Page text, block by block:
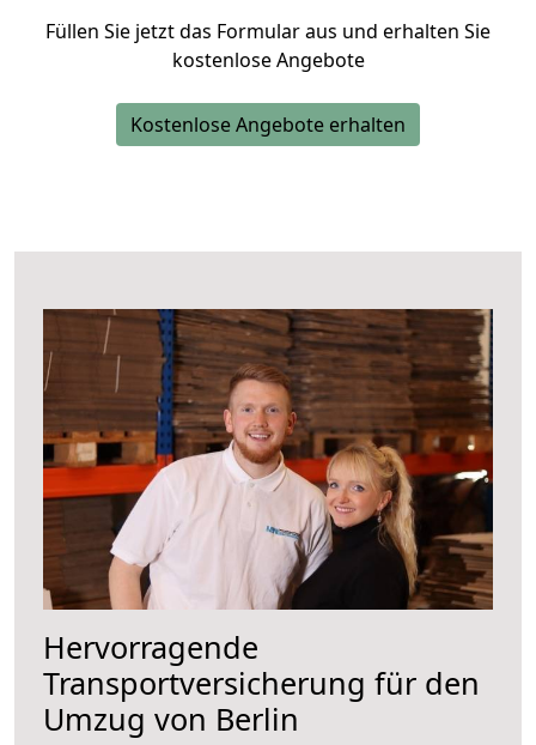
Füllen Sie jetzt das Formular aus und erhalten Sie
kostenlose Angebote
Kostenlose Angebote erhalten
Hervorragende
Transportversicherung für den
Umzug von Berlin